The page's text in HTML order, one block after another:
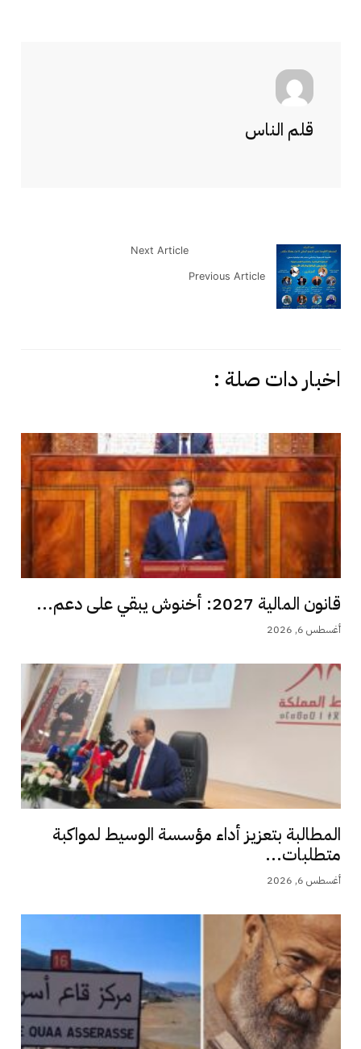
قلم الناس
Previous Article
Next Article
اخبار دات صلة :
قانون المالية 2027: أخنوش يبقي على دعم...
أغسطس 6, 2026
المطالبة بتعزيز أداء مؤسسة الوسيط لمواكبة
متطلبات...
أغسطس 6, 2026